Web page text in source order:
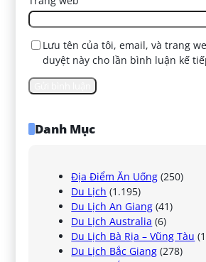
Lưu tên của tôi, email, và trang
duyệt này cho lần bình luận kế
Danh Mục
Địa Điểm Ăn Uống (250)
Du Lịch (1.195)
Du Lịch An Giang (41)
Du Lịch Australia (6)
Du Lịch Bà Rịa – Vũng Tàu
Du Lịch Bắc Giang (278)